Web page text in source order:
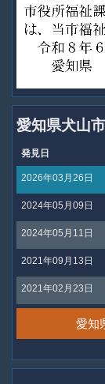
愛知県犬山
発見日
2026年03月26日
2024年05月09日
2024年05月11日
2021年09月13日
2021年02月23日
愛知